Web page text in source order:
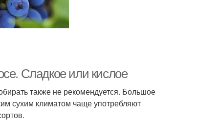
Сладкое или кислое
также не рекомендуется. Большое
сухим климатом чаще употребляют